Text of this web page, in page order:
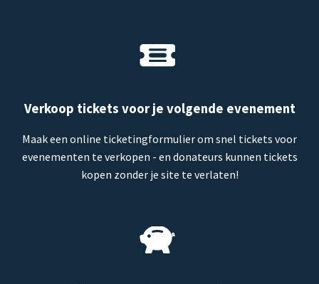
Verkoop tickets voor je volgende evenement
Maak een online ticketingformulier om snel tickets voor
evenementen te verkopen - en donateurs kunnen tickets
kopen zonder je site te verlaten!